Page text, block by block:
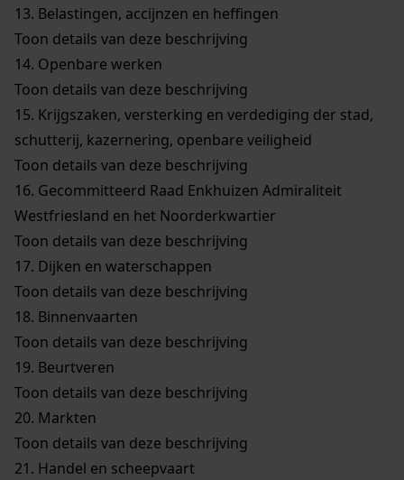
13. Belastingen, accijnzen en heffingen
Toon details van deze beschrijving
14. Openbare werken
Toon details van deze beschrijving
15. Krijgszaken, versterking en verdediging der stad,
schutterij, kazernering, openbare veiligheid
Toon details van deze beschrijving
16. Gecommitteerd Raad Enkhuizen Admiraliteit
Westfriesland en het Noorderkwartier
Toon details van deze beschrijving
17. Dijken en waterschappen
Toon details van deze beschrijving
18. Binnenvaarten
Toon details van deze beschrijving
19. Beurtveren
Toon details van deze beschrijving
20. Markten
Toon details van deze beschrijving
21. Handel en scheepvaart